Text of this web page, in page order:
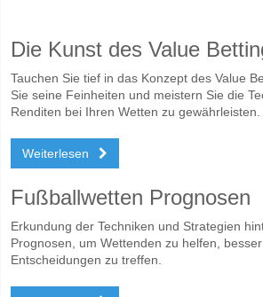
Die Kunst des Value
Tauchen Sie tief in das Konzept des Value
Sie seine Feinheiten und meistern Sie die
Renditen bei Ihren Wetten zu gewährleisten.
Weiterlesen
Fußballwetten Prognosen
Erkundung der Techniken und Strategien
Prognosen, um Wettenden zu helfen,
Entscheidungen zu treffen.